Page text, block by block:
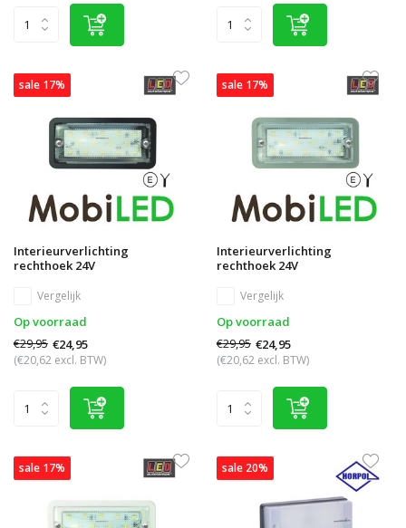
sale 17%
Interieurverlichting
rechthoek 24V
Vergelijk
Op voorraad
€29,95 €24,95
(€20,62 excl. BTW)
sale 17%
Interieurverlichting
rechthoek 24V
Vergelijk
Op voorraad
€29,95 €24,95
(€20,62 excl. BTW)
sale 17% sale 20%